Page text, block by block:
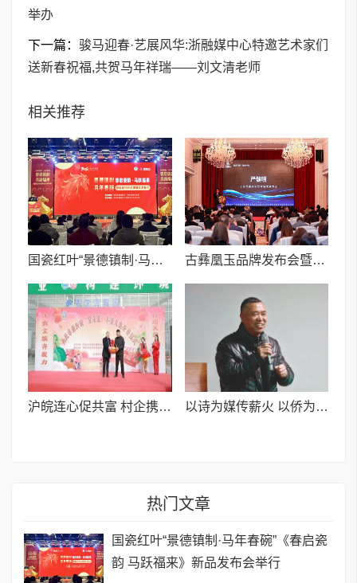
举办
下一篇： 骏马迎春·艺展风华:浙融媒中心特邀艺术家们
送新春祝福,共贺马年祥瑞——刘文清老师
相关推荐
国瓷红叶“景德镇制·马年春碗”《春启瓷韵 马跃福来》新品发布会举行 古彝凰玉品牌发布会暨健康科技座谈会成功举办
沪皖连心促共富 村企携手谱新篇 以诗为媒传薪火 以侨为桥续华章
热门文章
国瓷红叶“景德镇制·马年春碗”《春启瓷
韵 马跃福来》新品发布会举行